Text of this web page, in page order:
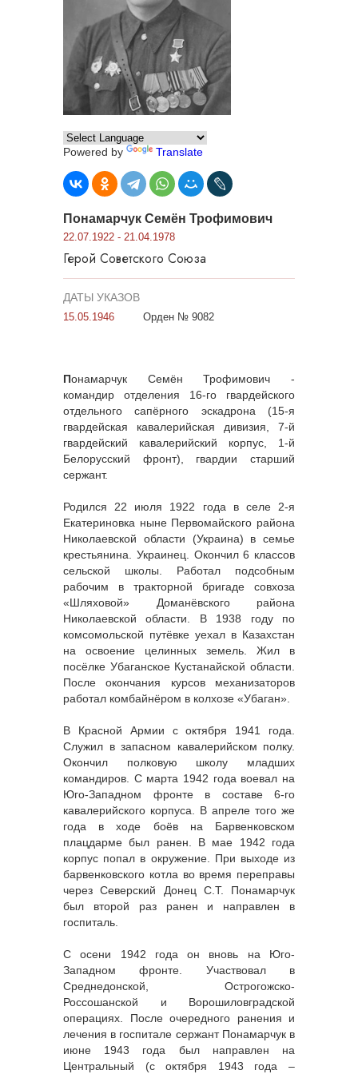
Powered by Translate
Понамарчук Семён Трофимович
22.07.1922 - 21.04.1978
Герой Советского Союза
ДАТЫ УКАЗОВ
15.05.1946 Орден № 9082
Понамарчук Семён Трофимович -
командир отделения 16-го гвардейского
отдельного сапёрного эскадрона (15-я
гвардейская кавалерийская дивизия, 7-й
гвардейский кавалерийский корпус, 1-й
Белорусский фронт), гвардии старший
сержант.
Родился 22 июля 1922 года в селе 2-я
Екатериновка ныне Первомайского района
Николаевской области (Украина) в семье
крестьянина. Украинец. Окончил 6 классов
сельской школы. Работал подсобным
рабочим в тракторной бригаде совхоза
«Шляховой» Доманёвского района
Николаевской области. В 1938 году по
комсомольской путёвке уехал в Казахстан
на освоение целинных земель. Жил в
посёлке Убаганское Кустанайской области.
После окончания курсов механизаторов
работал комбайнёром в колхозе «Убаган».
В Красной Армии с октября 1941 года.
Служил в запасном кавалерийском полку.
Окончил полковую школу младших
командиров. С марта 1942 года воевал на
Юго-Западном фронте в составе 6-го
кавалерийского корпуса. В апреле того же
года в ходе боёв на Барвенковском
плацдарме был ранен. В мае 1942 года
корпус попал в окружение. При выходе из
барвенковского котла во время переправы
через Северский Донец С.Т. Понамарчук
был второй раз ранен и направлен в
госпиталь.
С осени 1942 года он вновь на Юго-
Западном фронте. Участвовал в
Среднедонской, Острогожско-
Россошанской и Ворошиловградской
операциях. После очередного ранения и
лечения в госпитале сержант Понамарчук в
июне 1943 года был направлен на
Центральный (с октября 1943 года –